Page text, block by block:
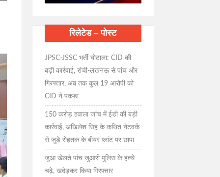
रिलेटेड – पोस्ट
JPSC-JSSC भर्ती घोटाला: CID की
बड़ी कार्रवाई, रांची-लखनऊ से पांच और
गिरफ्तार, अब तक कुल 19 आरोपी को
CID ने पकड़ा
150 करोड़ हवाला जांच में ईडी की बड़ी
कार्रवाई, अखिलेश सिंह के कथित नेटवर्क
से जुड़े रोहतक के बीयर प्लांट पर छापा
जुआ खेलते पांच जुआरी पुलिस के हत्थे
चढ़े, खदेड़कर किया गिरफ्तार